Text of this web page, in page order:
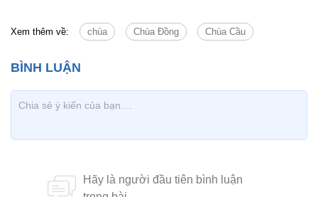
Xem thêm về: chùa Chùa Đồng Chùa Cầu